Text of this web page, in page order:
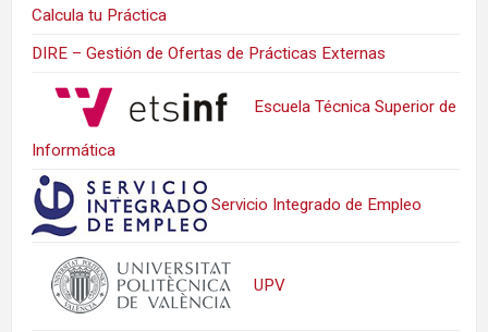
Calcula tu Práctica
DIRE – Gestión de Ofertas de Prácticas Externas
Escuela Técnica Superior de
Informática
Servicio Integrado de Empleo
UPV